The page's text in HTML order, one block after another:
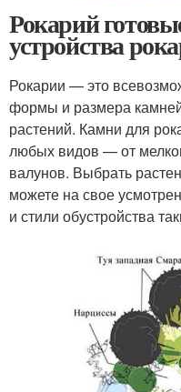
Рокарий
устройства
Рокарии — это
формы и размера
растений. Камни для
любых видов — от
валунов. Выбрать
можете на свое
и стили обустройства